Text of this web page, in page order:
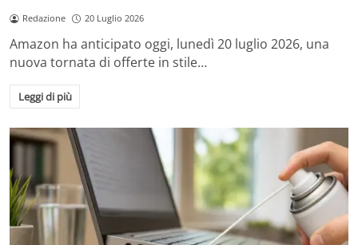
Redazione 20 Luglio 2026
Amazon ha anticipato oggi, lunedì 20 luglio 2026, una
nuova tornata di offerte in stile…
Leggi di più